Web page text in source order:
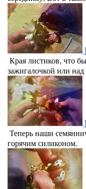
Края листиков, что
зажигалочкой или над
Теперь наши
горячим силиконом.